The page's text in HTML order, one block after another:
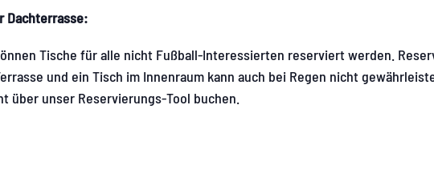
Dachterrasse:
Tische für alle nicht Fußball-Interessierten reserviert werden.
und ein Tisch im Innenraum kann auch bei Regen nicht
über unser Reservierungs-Tool buchen.